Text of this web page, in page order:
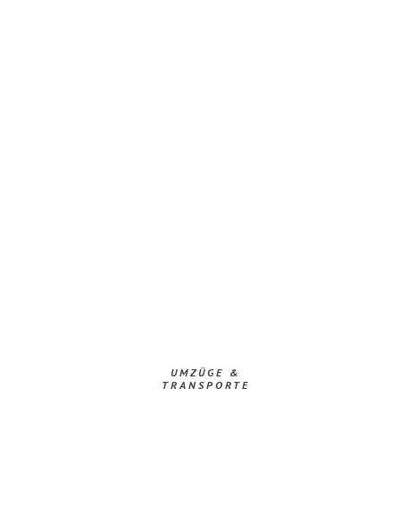
UMZÜGE &
TRANSPORTE